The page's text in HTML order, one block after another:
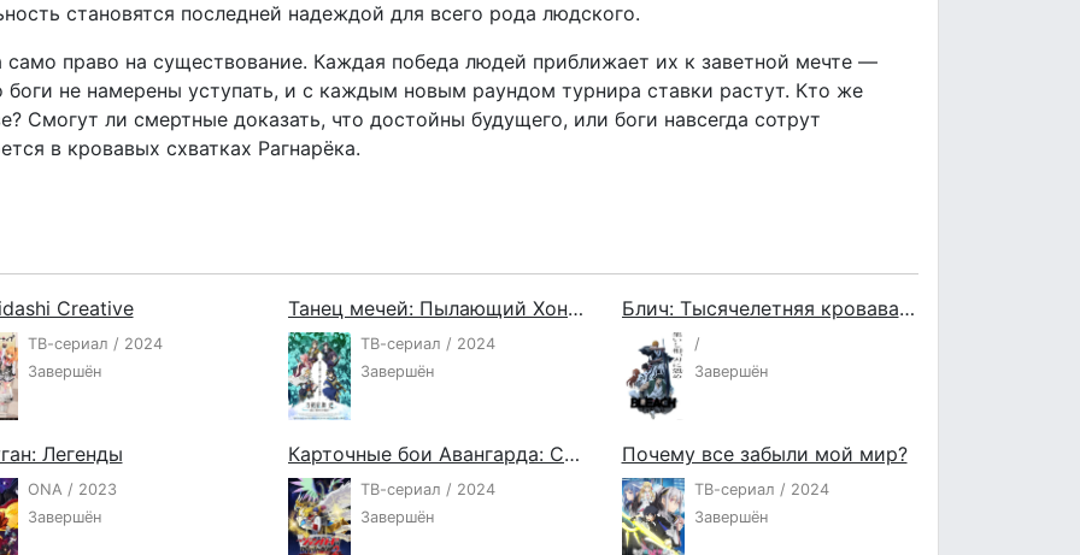
становятся последней надеждой для всего рода людского.
право на существование. Каждая победа людей приближает их к заветной мечте —
не намерены уступать, и с каждым новым раундом турнира ставки растут. Кто же
Смогут ли смертные доказать, что достойны будущего, или боги навсегда сотрут
в кровавых схватках Рагнарёка.
Creative
ТВ-сериал / 2024
Завершён
Танец мечей: Пылающий Хоннодзи
ТВ-сериал / 2024
Завершён
Блич: Тысячелетняя кровавая война — Конфликт
/
Завершён
Легенды
ONA / 2023
Завершён
Карточные бои Авангарда: Святая Зет 2
ТВ-сериал / 2024
Завершён
Почему все забыли мой мир?
ТВ-сериал / 2024
Завершён